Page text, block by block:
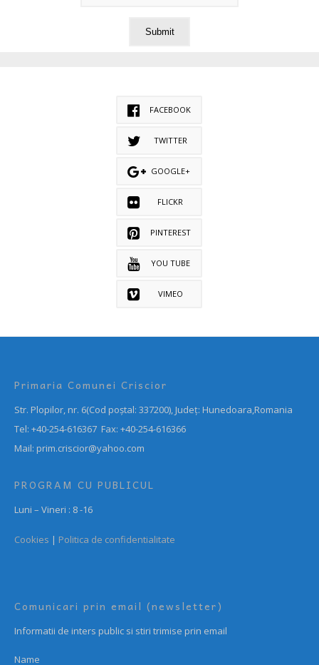
FACEBOOK
TWITTER
GOOGLE+
FLICKR
PINTEREST
YOU TUBE
VIMEO
Primaria Comunei Criscior
Str. Plopilor, nr. 6(Cod poștal: 337200), Județ: Hunedoara,Romania
Tel: +40-254-616367 Fax: +40-254-616366
Mail: prim.criscior@yahoo.com
PROGRAM CU PUBLICUL
Luni – Vineri : 8 -16
Cookies | Politica de confidentialitate
Comunicari prin email (newsletter)
Informatii de inters public si stiri trimise prin email
Name